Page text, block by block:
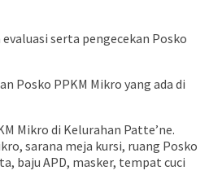
serta pengecekan Posko
Posko PPKM Mikro yang ada di
Mikro di Kelurahan Patte’ne.
sarana meja kursi, ruang Posko
baju APD, masker, tempat cuci